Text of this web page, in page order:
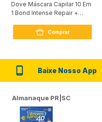
Dove Máscara Capilar 10 Em
1 Bond Intense Repair +
Comprar
Baixe Nosso App
Almanaque PR|SC